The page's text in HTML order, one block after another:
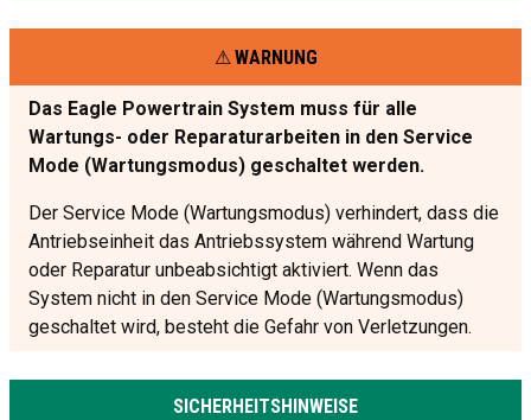
WARNUNG
Das Eagle Powertrain System muss für alle
Wartungs- oder Reparaturarbeiten in den Service
Mode (Wartungsmodus) geschaltet werden.
Der Service Mode (Wartungsmodus) verhindert, dass die
Antriebseinheit das Antriebssystem während Wartung
oder Reparatur unbeabsichtigt aktiviert. Wenn das
System nicht in den Service Mode (Wartungsmodus)
geschaltet wird, besteht die Gefahr von Verletzungen.
SICHERHEITSHINWEISE